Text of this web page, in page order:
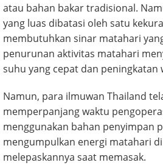
atau bahan bakar tradisional.
yang luas dibatasi oleh satu
membutuhkan sinar matahari
penurunan aktivitas matahari
suhu yang cepat dan peningkatan
Namun, para ilmuwan Thailand
memperpanjang waktu
menggunakan bahan penyimpan
mengumpulkan energi matahari
melepaskannya saat memasak.